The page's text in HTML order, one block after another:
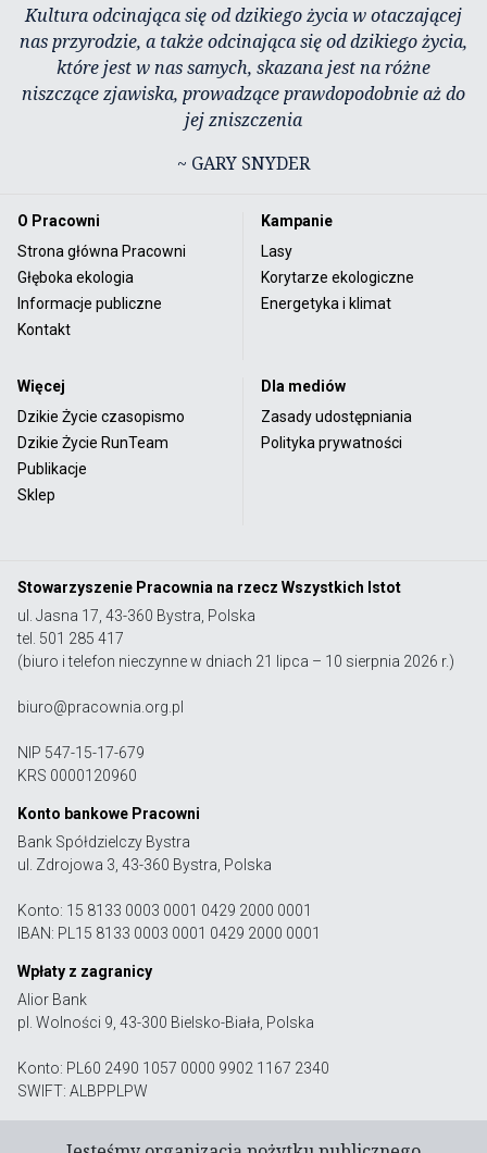
Kultura odcinająca się od dzikiego życia w otaczającej
nas przyrodzie, a także odcinająca się od dzikiego życia,
które jest w nas samych, skazana jest na różne
niszczące zjawiska, prowadzące prawdopodobnie aż do
jej zniszczenia
~ GARY SNYDER
O Pracowni
Strona główna Pracowni
Głęboka ekologia
Informacje publiczne
Kontakt
Kampanie
Lasy
Korytarze ekologiczne
Energetyka i klimat
Więcej
Dzikie Życie czasopismo
Dzikie Życie RunTeam
Publikacje
Sklep
Dla mediów
Zasady udostępniania
Polityka prywatności
Stowarzyszenie Pracownia na rzecz Wszystkich Istot
ul. Jasna 17, 43-360 Bystra, Polska
tel. 501 285 417
(biuro i telefon nieczynne w dniach 21 lipca – 10 sierpnia 2026 r.)
biuro@pracownia.org.pl
NIP 547-15-17-679
KRS 0000120960
Konto bankowe Pracowni
Bank Spółdzielczy Bystra
ul. Zdrojowa 3, 43-360 Bystra, Polska
Konto: 15 8133 0003 0001 0429 2000 0001
IBAN: PL15 8133 0003 0001 0429 2000 0001
Wpłaty z zagranicy
Alior Bank
pl. Wolności 9, 43-300 Bielsko-Biała, Polska
Konto: PL60 2490 1057 0000 9902 1167 2340
SWIFT: ALBPPLPW